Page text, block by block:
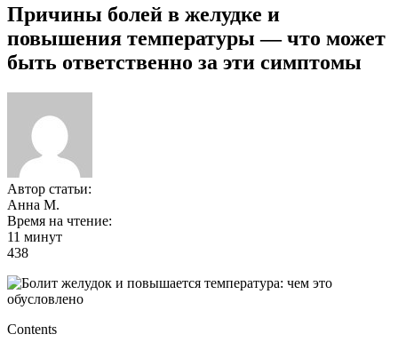
Причины болей в желудке и
повышения температуры — что может
быть ответственно за эти симптомы
Автор статьи:
Анна М.
Время на чтение:
11 минут
438
Contents